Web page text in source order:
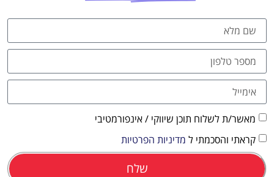
מאשר/ת לשלוח תוכן שיווקי / אינפורמטיבי
קראתי והסכמתי ל מדיניות הפרטיות
שלח